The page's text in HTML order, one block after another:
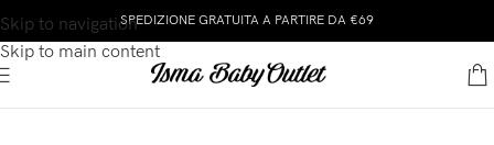
Skip to navigation
Skip to main content
SPEDIZIONE GRATUITA A PARTIRE DA €69